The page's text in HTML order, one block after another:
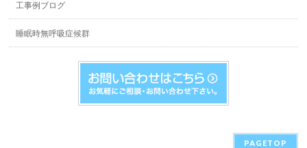
工事例ブログ
睡眠時無呼吸症候群
PAGETOP